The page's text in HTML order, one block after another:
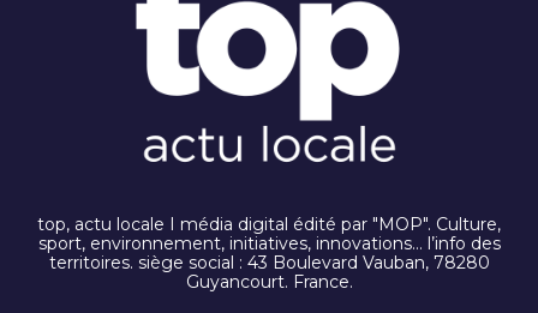
top, actu locale I média digital édité par "MOP". Culture,
sport, environnement, initiatives, innovations… l’info des
territoires. siège social : 43 Boulevard Vauban, 78280
Guyancourt. France.